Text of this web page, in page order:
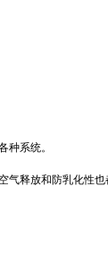
种系统。
气释放和防乳化性